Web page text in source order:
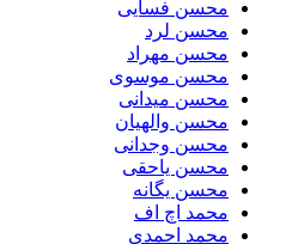
محسن فسایی
محسن لرد
محسن مهراد
محسن موسوی
محسن میدانی
محسن والهیان
محسن وجدانی
محسن یاحقی
محسن یگانه
محمد اچ اف
محمد احمدی